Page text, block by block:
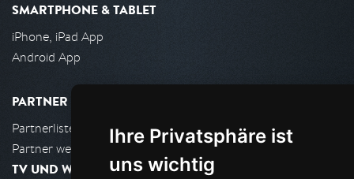
Ihre Privatsphäre ist
uns wichtig
SMARTPHONE & TABLET
iPhone, iPad App
Android App
PARTNER
Partnerliste
Partner werden
TV UND WOHNZIMMER